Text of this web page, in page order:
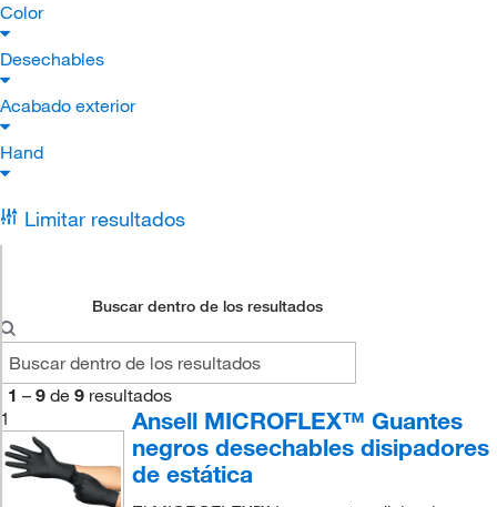
Color
Desechables
Acabado exterior
Hand
Limitar resultados
Buscar dentro de los resultados
1 – 9 de 9 resultados
1
Ansell MICROFLEX™ Guantes
negros desechables disipadores
de estática